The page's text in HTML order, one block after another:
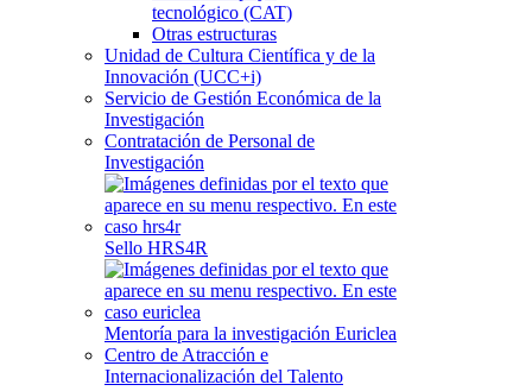
tecnológico (CAT)
Otras estructuras
Unidad de Cultura Científica y de la
Innovación (UCC+i)
Servicio de Gestión Económica de la
Investigación
Contratación de Personal de
Investigación
Sello HRS4R
Mentoría para la investigación Euriclea
Centro de Atracción e
Internacionalización del Talento